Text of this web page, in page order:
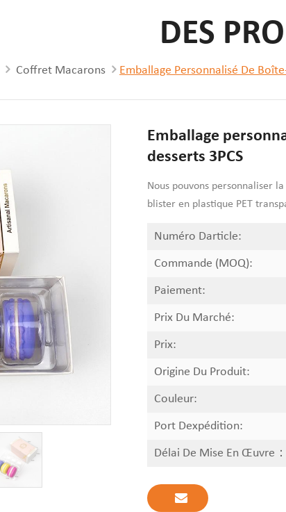
DES
Coffret Macarons Emballage Personnalisé De
Emballage
desserts 3PCS
Nous pouvons personnaliser
blister en plastique PET
Numéro Darticle:
Commande (MOQ):
Paiement:
Prix Du Marché:
Prix:
Origine Du Produit:
Couleur:
Port Dexpédition:
Délai De Mise En Œuvre：